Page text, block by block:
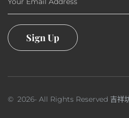
Sign Up
© 2026- All Rights Reserved 吉祥